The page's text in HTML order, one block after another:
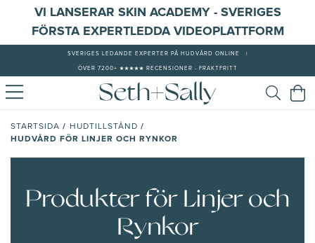
VI LANSERAR SKIN ACADEMY - SVERIGES
FÖRSTA EXPERTLEDDA VIDEOPLATTFORM
SVERIGES LEDANDE EXPERTER PÅ HUDVÅRD ONLINE
ÖVER 7200+ ★★★★★ RECENSIONER - FRAKTFRITT
STARTSIDA / HUDTILLSTÅND /
HUDVÅRD FÖR LINJER OCH RYNKOR
Produkter för Linjer och
Rynkor